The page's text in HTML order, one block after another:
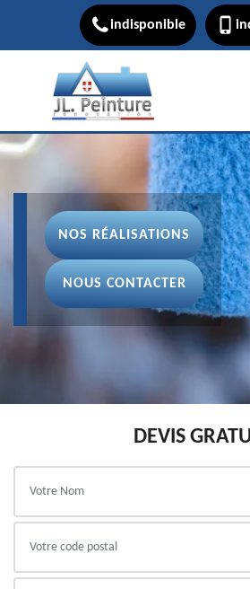
indisponible
NOS RÉALISATIONS
NOUS CONTACTER
DEVIS